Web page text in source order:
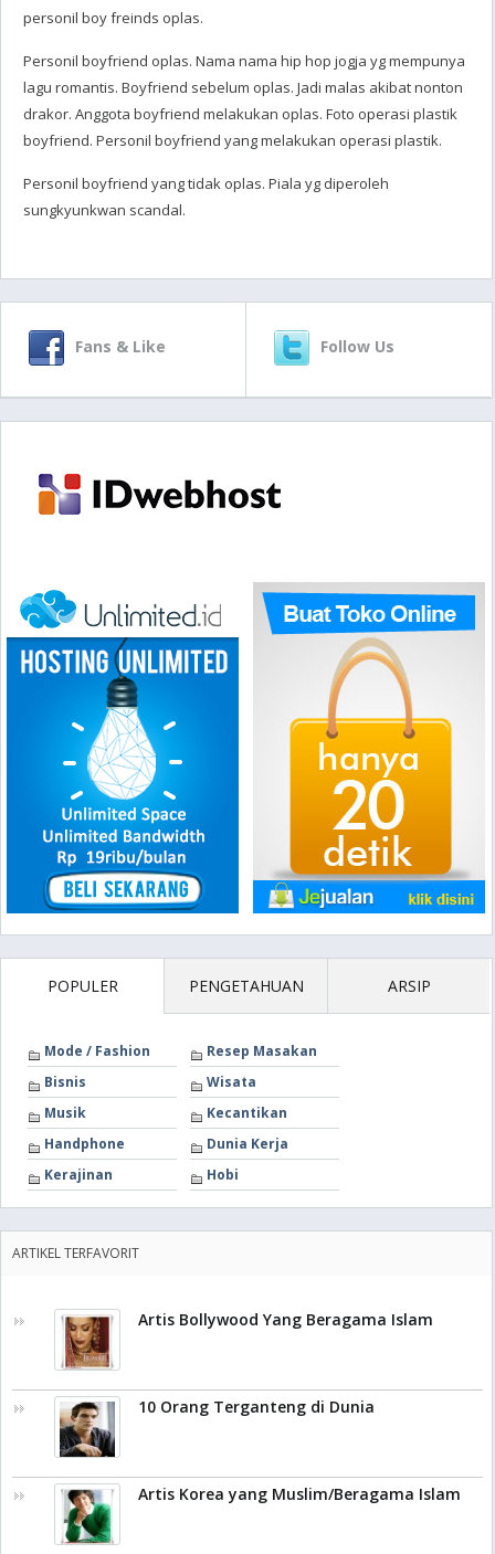
personil boy freinds oplas.
Personil boyfriend oplas. Nama nama hip hop jogja yg mempunya
lagu romantis. Boyfriend sebelum oplas. Jadi malas akibat nonton
drakor. Anggota boyfriend melakukan oplas. Foto operasi plastik
boyfriend. Personil boyfriend yang melakukan operasi plastik.
Personil boyfriend yang tidak oplas. Piala yg diperoleh
sungkyunkwan scandal.
Fans & Like Follow Us
POPULER PENGETAHUAN ARSIP
Mode / Fashion
Resep Masakan
Bisnis
Wisata
Musik
Kecantikan
Handphone
Dunia Kerja
Kerajinan
Hobi
ARTIKEL TERFAVORIT
Artis Bollywood Yang Beragama Islam
10 Orang Terganteng di Dunia
Artis Korea yang Muslim/Beragama Islam